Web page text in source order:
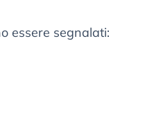
essere segnalati: